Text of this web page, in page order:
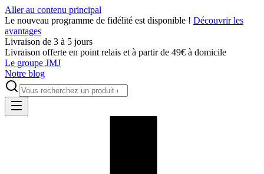
Aller au contenu principal
Le nouveau programme de fidélité est disponible ! Découvrir les
avantages
Livraison de 3 à 5 jours
Livraison offerte en point relais et à partir de 49€ à domicile
Le groupe JMJ
Notre blog